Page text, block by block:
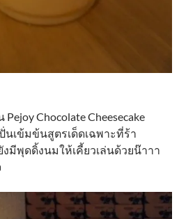
Chocolate Cheesecake
เข้มข้นสูตรเด็ดเฉพาะที่ร้า
มีพุดดิ้งนมให้เคี้ยวเล่นด้วยน๊าาา